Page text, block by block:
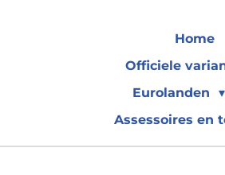
Home
Officiele
Eurolanden
Assessoires en